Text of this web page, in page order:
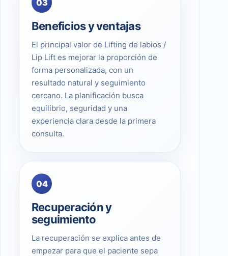
03
Beneficios y ventajas
El principal valor de Lifting de labios /
Lip Lift es mejorar la proporción de
forma personalizada, con un
resultado natural y seguimiento
cercano. La planificación busca
equilibrio, seguridad y una
experiencia clara desde la primera
consulta.
04
Recuperación y
seguimiento
La recuperación se explica antes de
empezar para que el paciente sepa